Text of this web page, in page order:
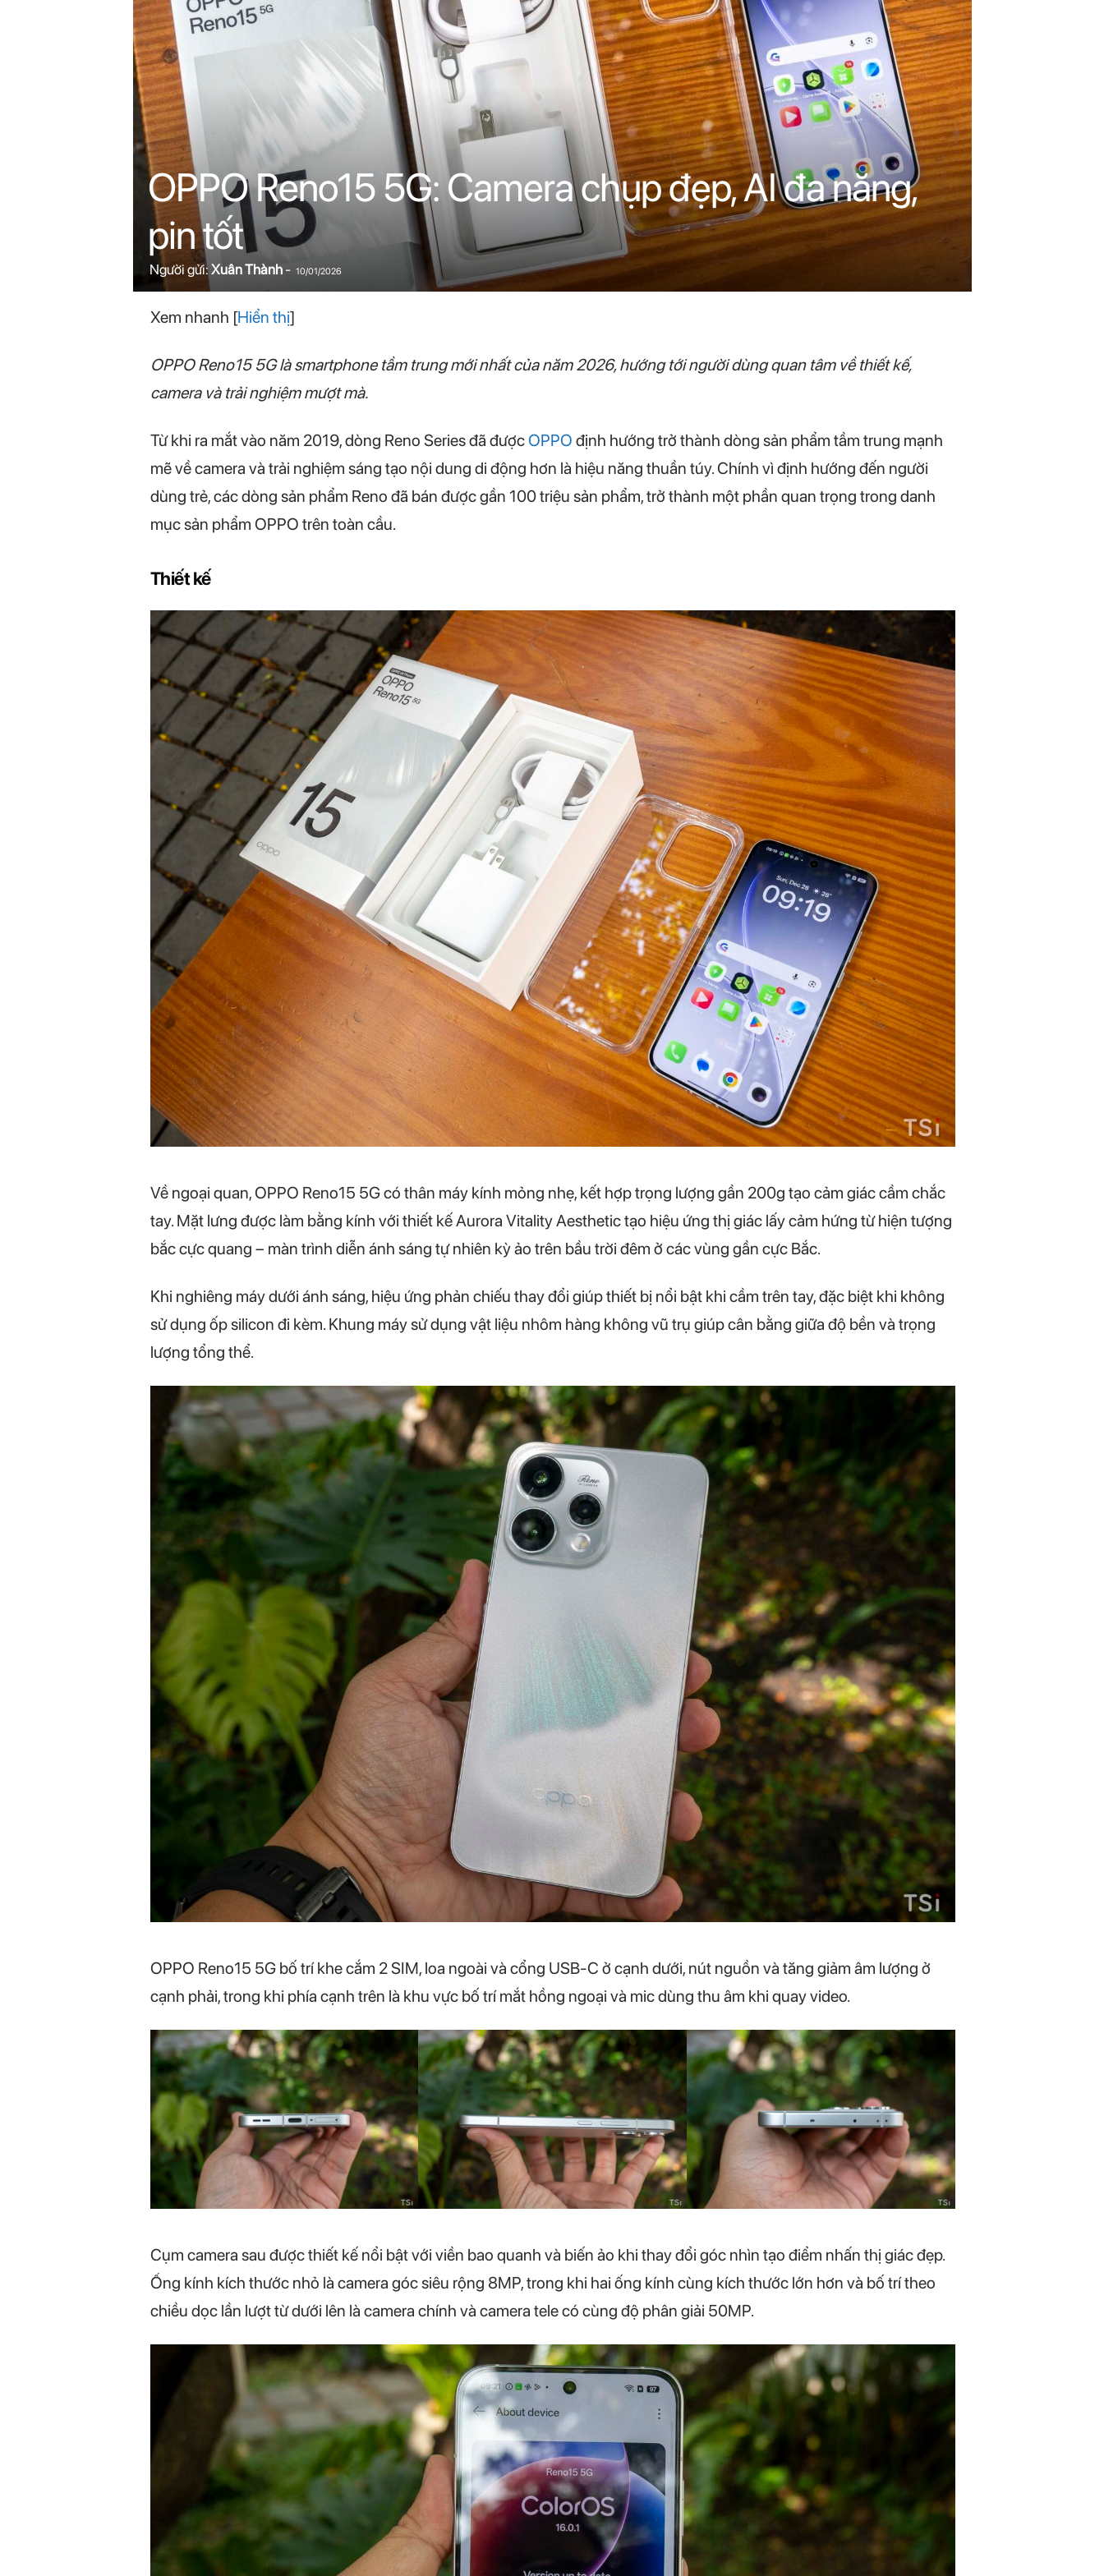
n
.
c
o
m
OPPO Reno15 5G: Camera chụp đẹp, AI đa năng,
pin tốt
Người gửi:Xuân Thành- 10/01/2026
Xem nhanh [Hiển thị]
OPPO Reno15 5G là smartphone tầm trung mới nhất của năm 2026, hướng tới người dùng quan tâm về thiết kế,
camera và trải nghiệm mượt mà.
Từ khi ra mắt vào năm 2019, dòng Reno Series đã đượcOPPO định hướng trở thành dòng sản phẩm tầm trung mạnh
mẽ về camera và trải nghiệm sáng tạo nội dung di động hơn là hiệu năng thuần túy. Chính vì định hướng đến người
dùng trẻ, các dòng sản phẩm Reno đã bán được gần 100 triệu sản phẩm, trở thành một phần quan trọng trong danh
mục sản phẩm OPPO trên toàn cầu.
Thiết kế
Về ngoại quan, OPPO Reno15 5G có thân máy kính mỏng nhẹ, kết hợp trọng lượng gần 200g tạo cảm giác cầm chắc
tay. Mặt lưng được làm bằng kính với thiết kế Aurora Vitality Aesthetic tạo hiệu ứng thị giác lấy cảm hứng từ hiện tượng
bắc cực quang – màn trình diễn ánh sáng tự nhiên kỳ ảo trên bầu trời đêm ở các vùng gần cực Bắc.
Khi nghiêng máy dưới ánh sáng, hiệu ứng phản chiếu thay đổi giúp thiết bị nổi bật khi cầm trên tay, đặc biệt khi không
sử dụng ốp silicon đi kèm. Khung máy sử dụng vật liệu nhôm hàng không vũ trụ giúp cân bằng giữa độ bền và trọng
lượng tổng thể.
OPPO Reno15 5G bố trí khe cắm 2 SIM, loa ngoài và cổng USB-C ở cạnh dưới, nút nguồn và tăng giảm âm lượng ở
cạnh phải, trong khi phía cạnh trên là khu vực bố trí mắt hồng ngoại và mic dùng thu âm khi quay video.
Cụm camera sau được thiết kế nổi bật với viền bao quanh và biến ảo khi thay đổi góc nhìn tạo điểm nhấn thị giác đẹp.
Ống kính kích thước nhỏ là camera góc siêu rộng 8MP, trong khi hai ống kính cùng kích thước lớn hơn và bố trí theo
chiều dọc lần lượt từ dưới lên là camera chính và camera tele có cùng độ phân giải 50MP.